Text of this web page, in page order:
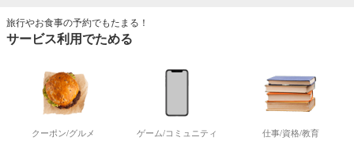
旅行やお食事の予約でもたまる！
サービス利用でためる
クーポン/グルメ ゲーム/コミュニティ 仕事/資格/教育